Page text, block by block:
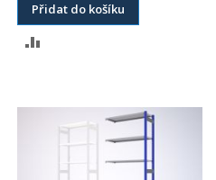
Přidat do košíku
POROVNÁNÍ